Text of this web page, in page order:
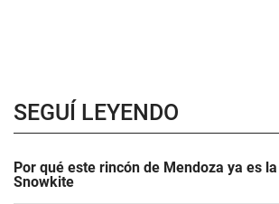
SEGUÍ LEYENDO
Por qué este rincón de Mendoza ya es
Snowkite